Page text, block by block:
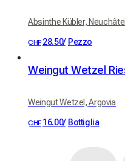
Absinthe Kübler, Neuchâtel
CHF 28.50/ Pezzo
Weingut Wetzel, Argovia
CHF 16.00/ Bottiglia